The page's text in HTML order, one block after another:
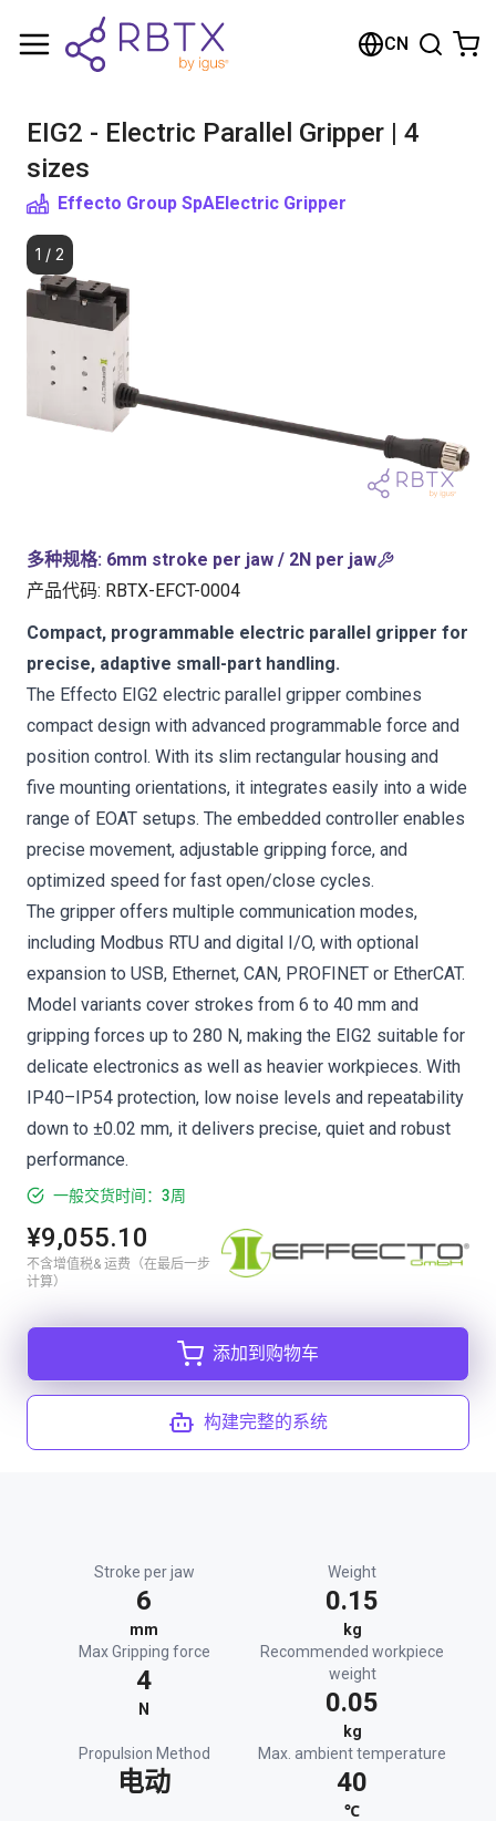
CN
EIG2 - Electric Parallel Gripper | 4
sizes
Effecto Group SpAElectric Gripper
1 / 2
多种规格: 6mm stroke per jaw / 2N per jaw
产品代码: RBTX-EFCT-0004
Compact, programmable electric parallel gripper for
precise, adaptive small-part handling.
The Effecto EIG2 electric parallel gripper combines
compact design with advanced programmable force and
position control. With its slim rectangular housing and
five mounting orientations, it integrates easily into a wide
range of EOAT setups. The embedded controller enables
precise movement, adjustable gripping force, and
optimized speed for fast open/close cycles.
The gripper offers multiple communication modes,
including Modbus RTU and digital I/O, with optional
expansion to USB, Ethernet, CAN, PROFINET or EtherCAT.
Model variants cover strokes from 6 to 40 mm and
gripping forces up to 280 N, making the EIG2 suitable for
delicate electronics as well as heavier workpieces. With
IP40–IP54 protection, low noise levels and repeatability
down to ±0.02 mm, it delivers precise, quiet and robust
performance.
一般交货时间：3周
¥9,055.10
不含增值税& 运费（在最后一步
计算）
添加到购物车
构建完整的系统
Stroke per jaw
6
mm
Weight
0.15
kg
Max Gripping force
4
N
Recommended workpiece
weight
0.05
kg
Propulsion Method
电动
Max. ambient temperature
40
℃
购物车
浏览商店